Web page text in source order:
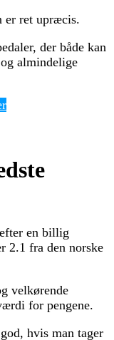
er ret upræcis.
der både kan
almindelige
en billig
2.1 fra den norske
velkørende
for pengene.
hvis man tager